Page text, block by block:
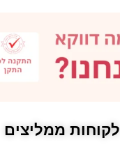
לקוחות ממליצים